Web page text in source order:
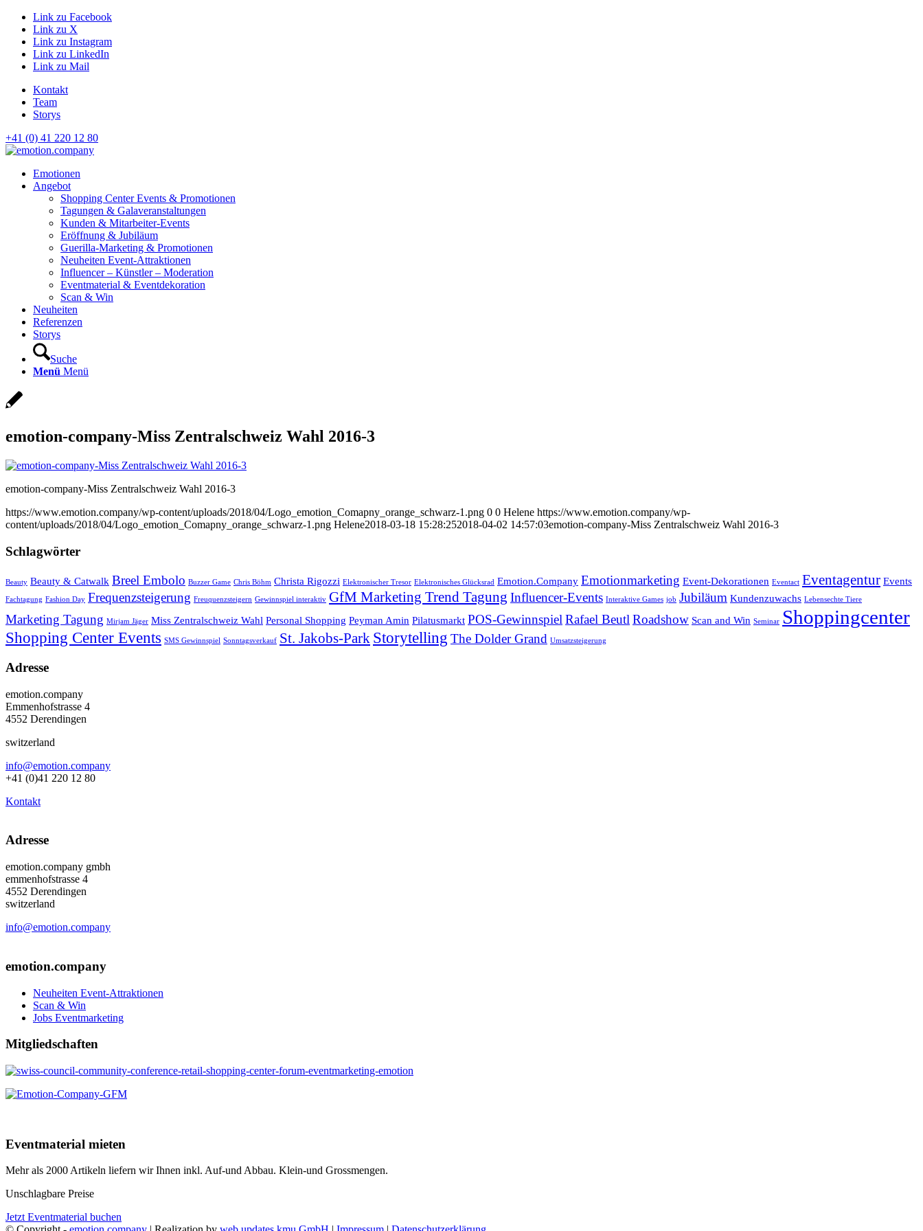
Link zu Facebook
Link zu X
Link zu Instagram
Link zu LinkedIn
Link zu Mail
Kontakt
Team
Storys
+41 (0) 41 220 12 80
Hauptnavigation
Emotionen
Angebot
Shopping Center Events & Promotionen
Tagungen & Galaveranstaltungen
Kunden & Mitarbeiter-Events
Eröffnung & Jubiläum
Guerilla-Marketing & Promotionen
Neuheiten Event-Attraktionen
Influencer – Künstler – Moderation
Eventmaterial & Eventdekoration
Scan & Win
Neuheiten
Referenzen
Storys
Suche
Menü Menü
emotion-company-Miss Zentralschweiz Wahl 2016-3
emotion-company-Miss Zentralschweiz Wahl 2016-3
https://www.emotion.company/wp-content/uploads/2018/04/Logo_emotion_Comapny_orange_schwarz-1.png 0 0 Helene https://www.emotion.company/wp-
content/uploads/2018/04/Logo_emotion_Comapny_orange_schwarz-1.png Helene2018-03-18 15:28:252018-04-02 14:57:03emotion-company-Miss Zentralschweiz Wahl 2016-3
Schlagwörter
Beauty Beauty & Catwalk Breel Embolo Buzzer Game Chris Böhm Christa Rigozzi Elektronischer Tresor Elektronisches Glücksrad Emotion.Company Emotionmarketing Event-Dekorationen Eventact Eventagentur Events
Fachtagung Fashion Day Frequenzsteigerung Freuquenzsteigern Gewinnspiel interaktiv GfM Marketing Trend Tagung Influencer-Events Interaktive Games job Jubiläum Kundenzuwachs Lebensechte Tiere
Marketing Tagung Mirjam Jäger Miss Zentralschweiz Wahl Personal Shopping Peyman Amin Pilatusmarkt POS-GewinnspielRafael BeutlRoadshow Scan and Win Seminar Shoppingcenter
Shopping Center Events SMS Gewinnspiel Sonntagsverkauf St. Jakobs-Park Storytelling The Dolder Grand Umsatzsteigerung
Adresse
emotion.company
Emmenhofstrasse 4
4552 Derendingen
switzerland
info@emotion.company
+41 (0)41 220 12 80
Kontakt
Adresse
emotion.company gmbh
emmenhofstrasse 4
4552 Derendingen
switzerland
info@emotion.company
emotion.company
Neuheiten Event-Attraktionen
Scan & Win
Jobs Eventmarketing
Mitgliedschaften
Eventmaterial mieten
Mehr als 2000 Artikeln liefern wir Ihnen inkl. Auf-und Abbau. Klein-und Grossmengen.
Unschlagbare Preise
Jetzt Eventmaterial buchen